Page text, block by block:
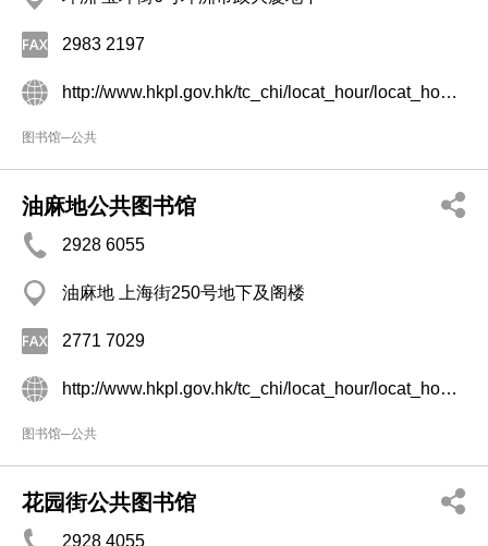
2983 2197
http://www.hkpl.gov.hk/tc_chi/locat_hour/locat_hour_ll/locat_hour_ll_ntr/library_38.html
图书馆─公共
油麻地公共图书馆
2928 6055
油麻地 上海街250号地下及阁楼
2771 7029
http://www.hkpl.gov.hk/tc_chi/locat_hour/locat_hour_ll/locat_hour_ll_kr/library_65.html
图书馆─公共
花园街公共图书馆
2928 4055